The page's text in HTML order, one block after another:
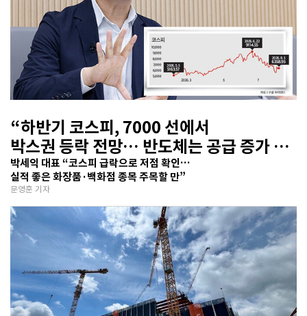
“하반기 코스피, 7000 선에서
박스권 등락 전망… 반도체는 공급 증가 선
반영 주시해야”
박세익 대표 “코스피 급락으로 저점 확인…
실적 좋은 화장품·백화점 종목 주목할 만”
문영훈 기자